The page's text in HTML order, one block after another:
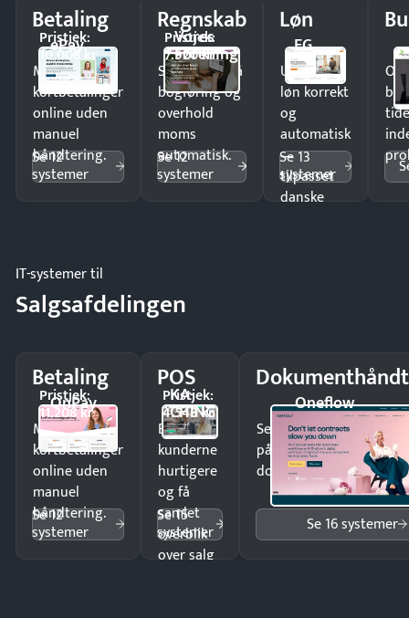
Betaling
ePay
Pristjek:
10.008 kr
Modtag
kortbetalinger
online uden
manuel
håndtering.
Se 12
systemer
Regnskab
Vores
Forening
Pristjek:
7.920 kr
Spar timer på
bogføring og
overhold
moms
automatisk.
Se 12
systemer
Løn
EG
Udbetal
løn korrekt
og
automatisk
—
tilpasset
danske
Se 13
systemer
IT-systemer til
Salgsafdelingen
Betaling
OnPay
Pristjek:
11.208 kr
Modtag
kortbetalinger
online uden
manuel
håndtering.
Se 12
systemer
POS
KA-
CHING
Pristjek:
4.548 kr
Ekspedér
kunderne
hurtigere
og få
samlet
overblik
over salg
Se 15
systemer
Oneflow
Send kontrakter til
på minutter og mist
dokumenter.
Se 16 systemer